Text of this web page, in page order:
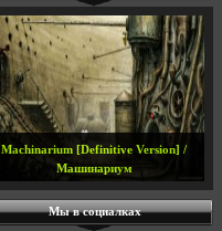
Machinarium [Definitive Version] /
Машинариум
Мы в социалках